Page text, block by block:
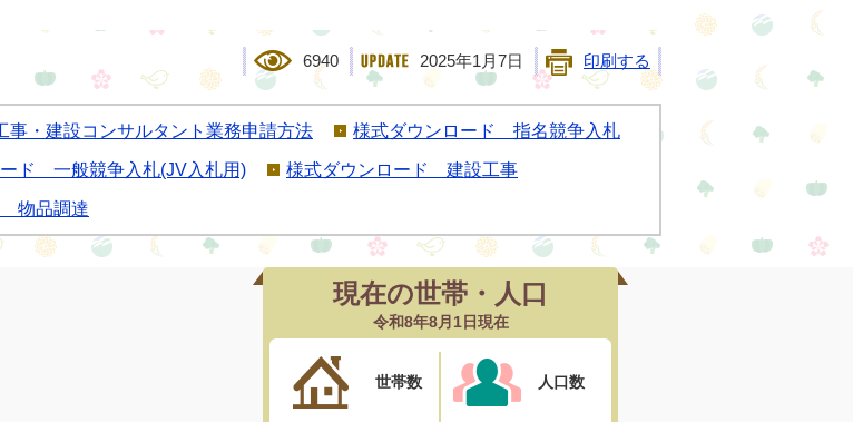
6940 2025年1月7日 印刷する
事・建設コンサルタント業務申請方法 様式ダウンロード 指名競争入札
ド 一般競争入札(JV入札用) 様式ダウンロード 建設工事
物品調達